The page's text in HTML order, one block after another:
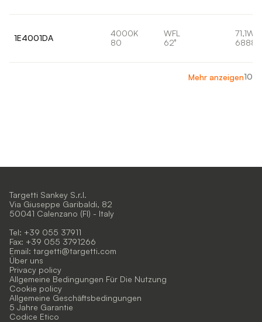
1E4001DA
4000K
80
WFL
62°
71,1W
Mehr anzeigen10
Targetti Sankey S.r.l.
Via Giuseppe Garibaldi, 82
50041 Calenzano (FI) - Italy
Tel: +39 055 37911
Fax: +39 055 3791266
Email: targetti@targetti.com
Über uns
Privacy policy
Allgemeine Bedingungen Für Die Nutzung
Cookie policy
Allgemeine Geschäftsbedingungen
5 Jahre Garantie
Codice Etico